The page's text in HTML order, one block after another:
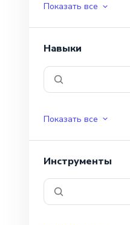
Показать все
Навыки
Показать все
Инструменты